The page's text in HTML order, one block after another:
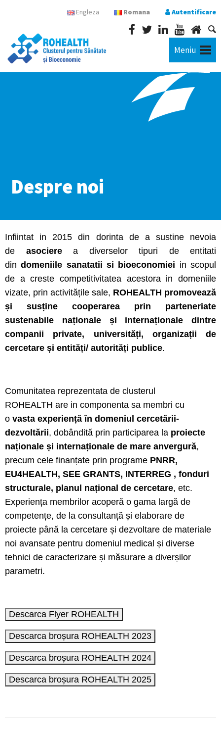
Engleza Romana Autentificare
Meniu
Despre noi
Infiintat in 2015 din dorinta de a sustine nevoia
de asocierea diverselor tipuri de entitati
dindomeniile sanatatii si bioeconomiei in scopul
de a creste competitivitatea acestora in domeniile
vizate, prin activitățile sale, ROHEALTH promovează
și susține cooperarea prin parteneriate
sustenabile naționale și internaționale dintre
companii private, universități, organizații de
cercetare și entități/ autorități publice.
Comunitatea reprezentata de clusterul
ROHEALTH are in componenta sa membri cu
o vasta experiență în domeniul cercetării-
dezvoltării, dobândită prin participarea la proiecte
naționale și internaționale de mare anvergură,
precum cele finanțate prin programe PNRR,
EU4HEALTH, SEE GRANTS, INTERREG , fonduri
structurale, planul național de cercetare, etc.
Experiența membrilor acoperă o gama largă de
competențe, de la consultanță și elaborare de
proiecte până la cercetare și dezvoltare de materiale
noi avansate pentru domeniul medical și diverse
tehnici de caracterizare și măsurare a diverșilor
parametri.